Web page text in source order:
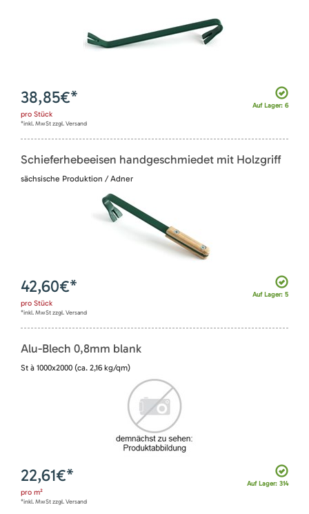
Auf Lager: 6
38,85€*
pro Stück
*inkl. MwSt zzgl. Versand
Schieferhebeeisen handgeschmiedet mit Holzgriff
sächsische Produktion / Adner
Auf Lager: 5
42,60€*
pro Stück
*inkl. MwSt zzgl. Versand
Alu-Blech 0,8mm blank
St à 1000x2000 (ca. 2,16 kg/qm)
Auf Lager: 314
22,61€*
pro m²
*inkl. MwSt zzgl. Versand